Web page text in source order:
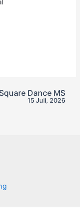
Square Dance MS
15 Juli, 2026